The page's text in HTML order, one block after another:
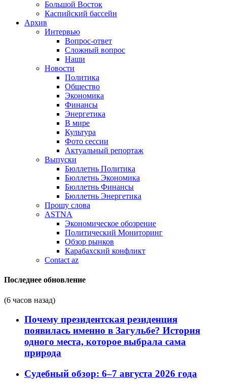
Большой Восток
Каспийский бассейн
Архив
Интервью
Вопрос-ответ
Сложный вопрос
Наши
Новости
Политика
Общество
Экономика
Финансы
Энергетика
В мире
Культура
Фото сессии
Актуальный репортаж
Выпуски
Бюллетнь Политика
Бюллетнь Экономика
Бюллетнь Финансы
Бюллетнь Энергетика
Прошу слова
ASTNA
Экономическое обозрение
Политический Мониторинг
Обзор рынков
Карабахский конфликт
Contact az
Последнее обновление
(6 часов назад)
Почему президентская резиденция
появилась именно в Загульбе? История
одного места, которое выбрала сама
природа
Судебный обзор: 6–7 августа 2026 года